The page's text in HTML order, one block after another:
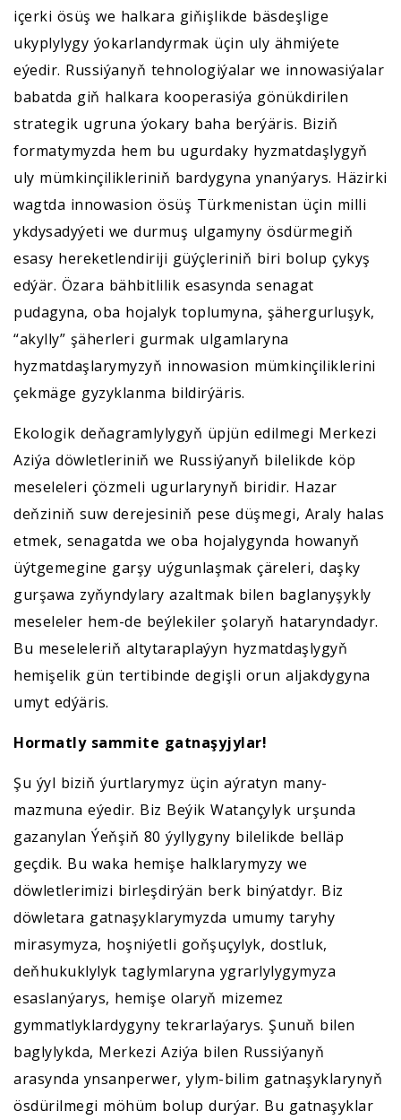
içerki ösüş we halkara giňişlikde bäsdeşlige
ukyplylygy ýokarlandyrmak üçin uly ähmiýete
eýedir. Russiýanyň tehnologiýalar we innowasiýalar
babatda giň halkara kooperasiýa gönükdirilen
strategik ugruna ýokary baha berýäris. Biziň
formatymyzda hem bu ugurdaky hyzmatdaşlygyň
uly mümkinçilikleriniň bardygyna ynanýarys. Häzirki
wagtda innowasion ösüş Türkmenistan üçin milli
ykdysadyýeti we durmuş ulgamyny ösdürmegiň
esasy hereketlendiriji güýçleriniň biri bolup çykyş
edýär. Özara bähbitlilik esasynda senagat
pudagyna, oba hojalyk toplumyna, şähergurluşyk,
“akylly” şäherleri gurmak ulgamlaryna
hyzmatdaşlarymyzyň innowasion mümkinçiliklerini
çekmäge gyzyklanma bildirýäris.
Ekologik deňagramlylygyň üpjün edilmegi Merkezi
Aziýa döwletleriniň we Russiýanyň bilelikde köp
meseleleri çözmeli ugurlarynyň biridir. Hazar
deňziniň suw derejesiniň pese düşmegi, Araly halas
etmek, senagatda we oba hojalygynda howanyň
üýtgemegine garşy uýgunlaşmak çäreleri, daşky
gurşawa zyňyndylary azaltmak bilen baglanyşykly
meseleler hem-de beýlekiler şolaryň hataryndadyr.
Bu meseleleriň altytaraplaýyn hyzmatdaşlygyň
hemişelik gün tertibinde degişli orun aljakdygyna
umyt edýäris.
Hormatly sammite gatnaşyjylar!
Şu ýyl biziň ýurtlarymyz üçin aýratyn many-
mazmuna eýedir. Biz Beýik Watançylyk urşunda
gazanylan Ýeňşiň 80 ýyllygyny bilelikde belläp
geçdik. Bu waka hemişe halklarymyzy we
döwletlerimizi birleşdirýän berk binýatdyr. Biz
döwletara gatnaşyklarymyzda umumy taryhy
mirasymyza, hoşniýetli goňşuçylyk, dostluk,
deňhukuklylyk taglymlaryna ygrarlylygymyza
esaslanýarys, hemişe olaryň mizemez
gymmatlyklardygyny tekrarlaýarys. Şunuň bilen
baglylykda, Merkezi Aziýa bilen Russiýanyň
arasynda ynsanperwer, ylym-bilim gatnaşyklarynyň
ösdürilmegi möhüm bolup durýar. Bu gatnaşyklar